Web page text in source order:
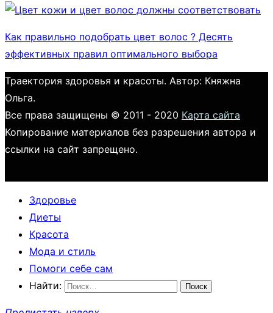
Как правильно подобрать цвет волос ? Десять
эффективных правил оптимального выбора
Траектория здоровья и красоты. Автор: Княжна
Ольга.
Все права защищены © 2011 - 2020 Карта сайта
Копирование материалов без разрешения автора и
ссылки на сайт запрещено.
Здоровье
Диеты
Красота
Мода и стиль
Помоги себе сам
Найти: